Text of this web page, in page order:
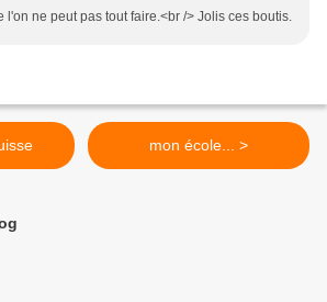
l'on ne peut pas tout faire.<br /> Jolis ces boutis.
mon école... >